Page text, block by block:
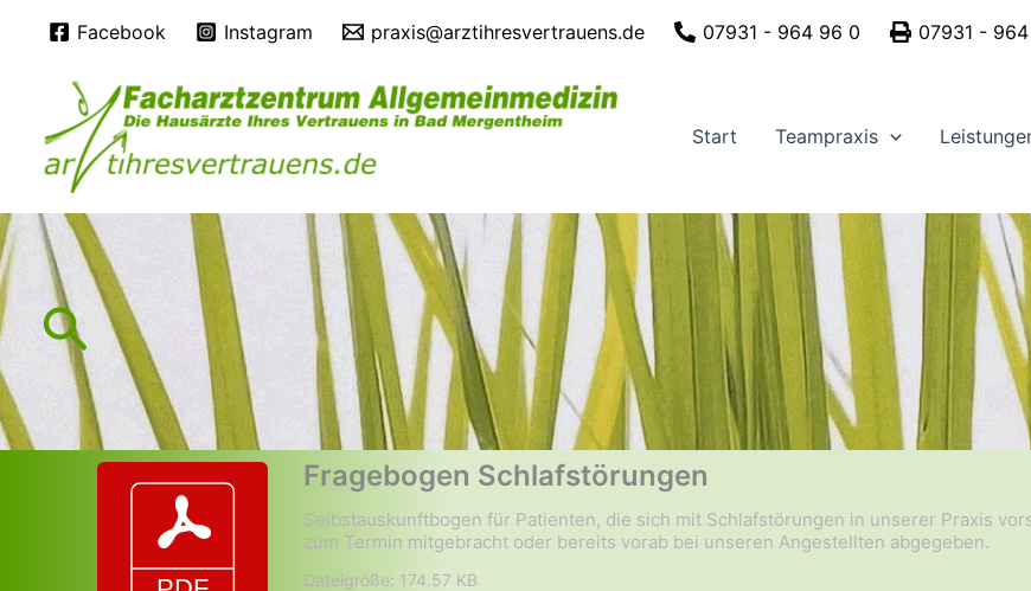
springen
Facebook Instagram praxis@arztihresvertrauens.de 07931 - 964 96 0 07931 -
Start Teampraxis
Suchen
Fragebogen Schlafstörungen
Selbstauskunftbogen für Patienten, die sich mit Schlafstörungen in unserer Praxis
zum Termin mitgebracht oder bereits vorab bei unseren Angestellten abgegeben.
Dateigröße: 174.57 KB